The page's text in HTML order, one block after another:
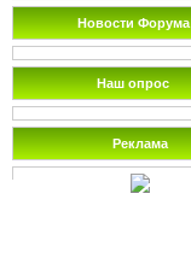
Новости Форума
Наш опрос
Реклама